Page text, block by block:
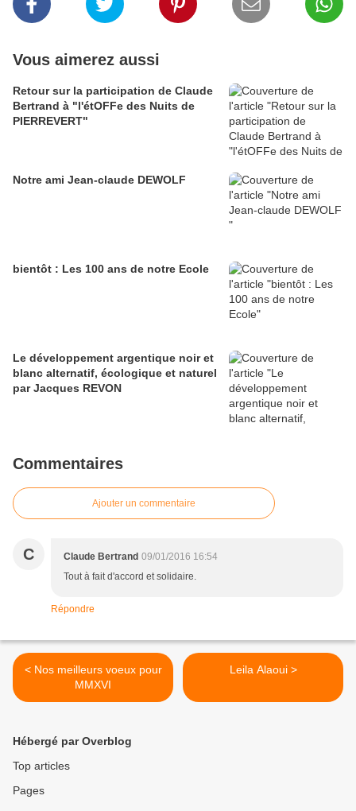
Vous aimerez aussi
Retour sur la participation de Claude
Bertrand à "l'étOFFe des Nuits de
PIERREVERT"
Notre ami Jean-claude DEWOLF
bientôt : Les 100 ans de notre Ecole
Le développement argentique noir et
blanc alternatif, écologique et naturel
par Jacques REVON
Commentaires
Ajouter un commentaire
C Claude Bertrand 09/01/2016 16:54
Tout à fait d'accord et solidaire.
Répondre
< Nos meilleurs voeux pour
MMXVI
Leila Alaoui >
Hébergé par Overblog
Top articles
Pages